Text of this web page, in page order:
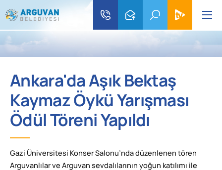
Ankara'da Aşık Bektaş
Kaymaz Öykü Yarışması
Ödül Töreni Yapıldı
Gazi Üniversitesi Konser Salonu’nda düzenlenen tören
Arguvanlılar ve Arguvan sevdalılarının yoğun katılımı ile